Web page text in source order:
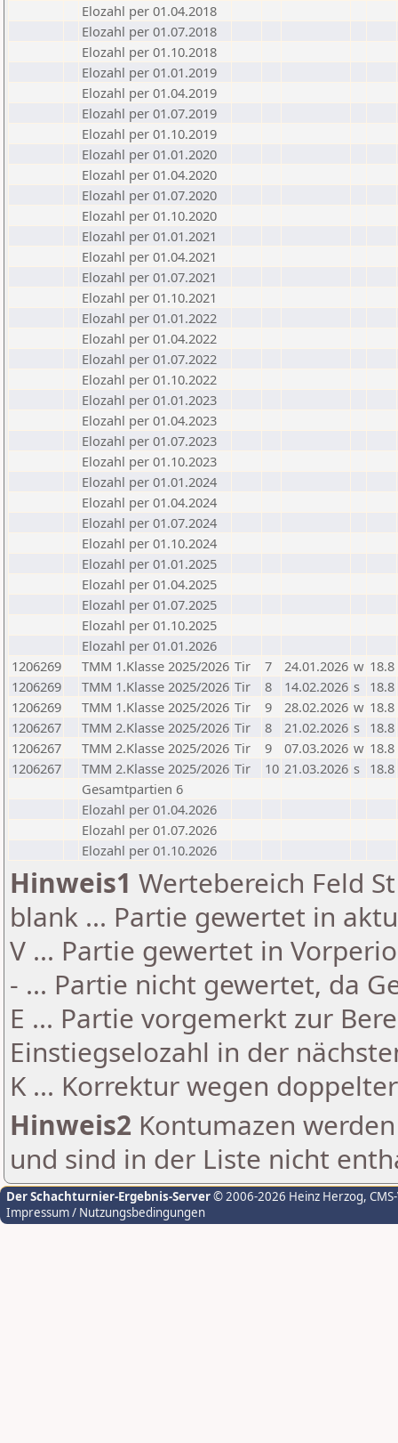
Elozahl per 01.04.2018
Elozahl per 01.07.2018
Elozahl per 01.10.2018
Elozahl per 01.01.2019
Elozahl per 01.04.2019
Elozahl per 01.07.2019
Elozahl per 01.10.2019
Elozahl per 01.01.2020
Elozahl per 01.04.2020
Elozahl per 01.07.2020
Elozahl per 01.10.2020
Elozahl per 01.01.2021
Elozahl per 01.04.2021
Elozahl per 01.07.2021
Elozahl per 01.10.2021
Elozahl per 01.01.2022
Elozahl per 01.04.2022
Elozahl per 01.07.2022
Elozahl per 01.10.2022
Elozahl per 01.01.2023
Elozahl per 01.04.2023
Elozahl per 01.07.2023
Elozahl per 01.10.2023
Elozahl per 01.01.2024
Elozahl per 01.04.2024
Elozahl per 01.07.2024
Elozahl per 01.10.2024
Elozahl per 01.01.2025
Elozahl per 01.04.2025
Elozahl per 01.07.2025
Elozahl per 01.10.2025
Elozahl per 01.01.2026
1206269
TMM 1.Klasse 2025/2026 Tir 7 24.01.2026 w 18.8
1206269
TMM 1.Klasse 2025/2026 Tir 8 14.02.2026 s 18.8
1206269
TMM 1.Klasse 2025/2026 Tir 9 28.02.2026 w 18.8
1206267
TMM 2.Klasse 2025/2026 Tir 8 21.02.2026 s 18.8
1206267
TMM 2.Klasse 2025/2026 Tir 9 07.03.2026 w 18.8
1206267
TMM 2.Klasse 2025/2026 Tir 10 21.03.2026 s 18.8
Gesamtpartien 6
Elozahl per 01.04.2026
Elozahl per 01.07.2026
Elozahl per 01.10.2026
Hinweis1 Wertebereich Feld
blank ... Partie gewertet in
V ... Partie gewertet in
- ... Partie nicht gewertet, da
E ... Partie vorgemerkt zur
Einstiegselozahl in der
K ... Korrektur wegen
Hinweis2 Kontumazen
und sind in der Liste nicht
Der Schachturnier-Ergebnis-Server© 2006-2026 Heinz Herzog,
Impressum / Nutzungsbedingungen